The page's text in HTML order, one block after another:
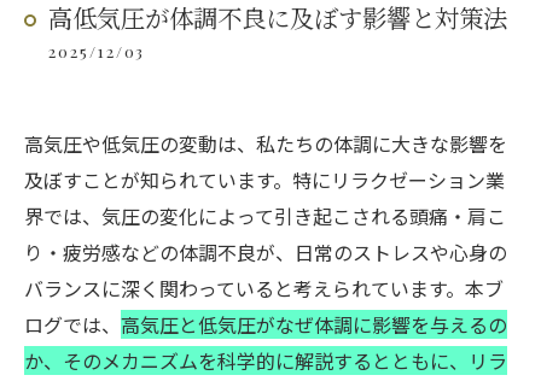
高低気圧が体調不良に及ぼす影響と対策法
2025/12/03
高気圧や低気圧の変動は、私たちの体調に大きな影響を
及ぼすことが知られています。特にリラクゼーション業
界では、気圧の変化によって引き起こされる頭痛・肩こ
り・疲労感などの体調不良が、日常のストレスや心身の
バランスに深く関わっていると考えられています。本ブ
ログでは、 高気圧と低気圧がなぜ体調に影響を与えるの
か、そのメカニズムを科学的に解説するとともに、リラ